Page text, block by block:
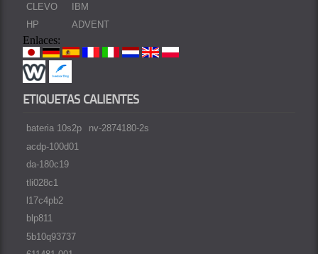
CLEVO
HP
IBM
ADVENT
Enlaces:
ETIQUETAS CALIENTES
bateria 10s2p
acdp-100d01
da-180c19
tli028c1
l17c4pb2
blp811
5b10q93737
nv-2874180-2s